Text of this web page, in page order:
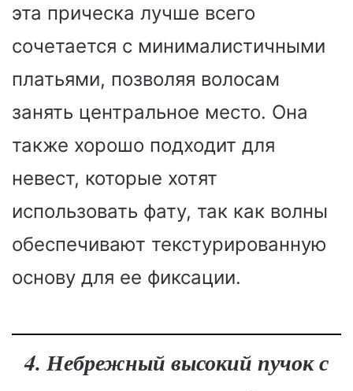
эта прическа лучше всего
сочетается с минималистичными
платьями, позволяя волосам
занять центральное место. Она
также хорошо подходит для
невест, которые хотят
использовать фату, так как волны
обеспечивают текстурированную
основу для ее фиксации.
4. Небрежный высокий пучок с